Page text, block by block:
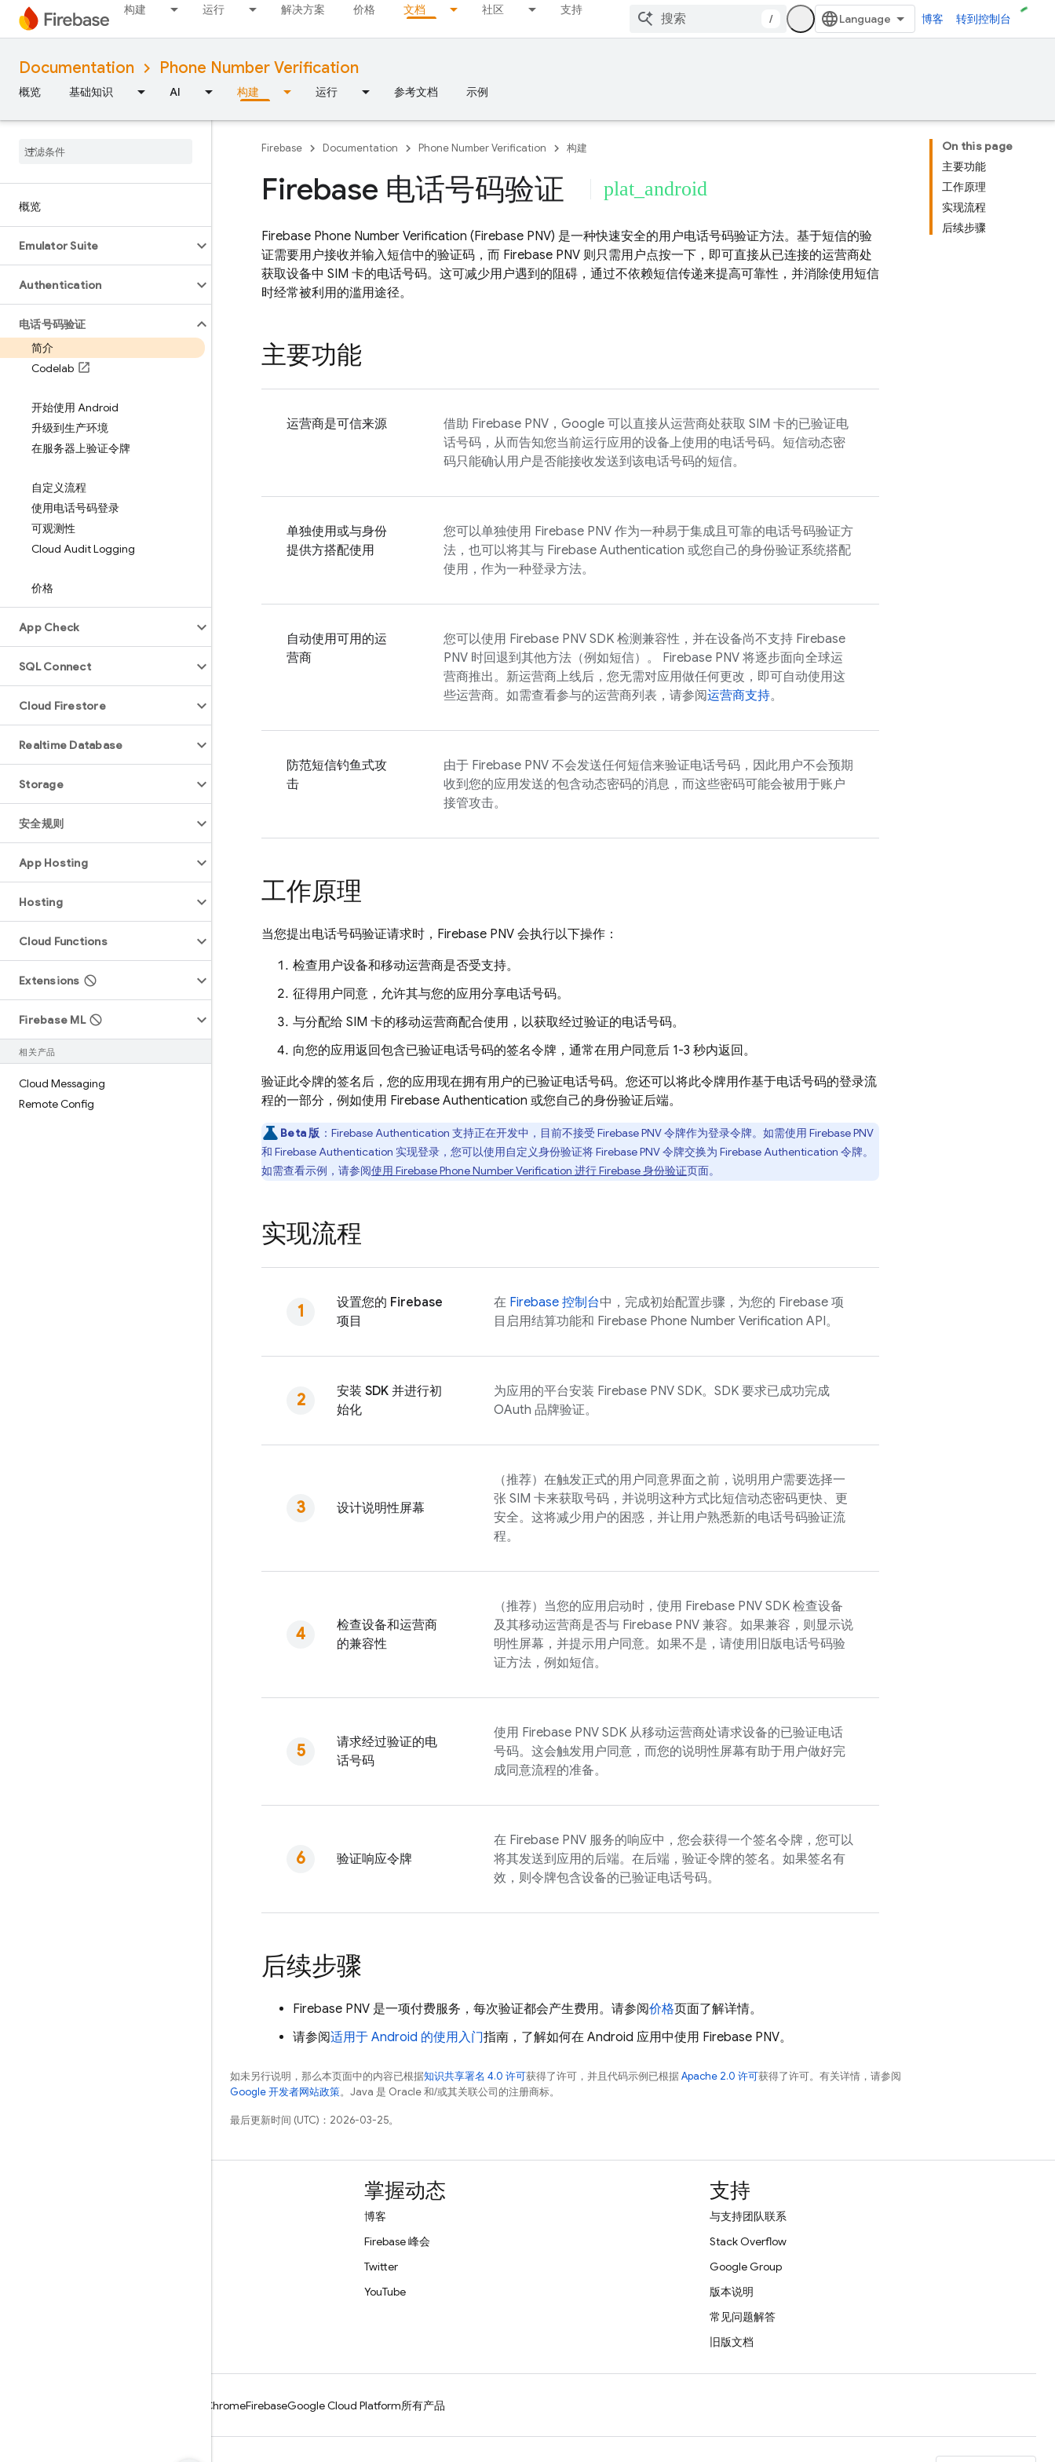
构建 运行 解决方案 价格 文档 社区 支持
/ 博客 转到控制台
Documentation Phone Number Verification
概览 基础知识 AI 构建 运行 参考文档 示例
概览
Emulator Suite
Authentication
电话号码验证
简介
Codelab
开始使用 Android
升级到生产环境
在服务器上验证令牌
自定义流程
使用电话号码登录
可观测性
Cloud Audit Logging
价格
App Check
SQL Connect
Cloud Firestore
Realtime Database
Storage
安全规则
App Hosting
Hosting
Cloud Functions
Extensions
Firebase ML
相关产品
Cloud Messaging
Remote Config
On this page
主要功能
工作原理
实现流程
后续步骤
Firebase Documentation Phone Number Verification 构建
Firebase 电话号码验证 plat_android
Firebase Phone Number Verification (Firebase PNV) 是一种快速安全的用户电话号码验证方法。基于短信的验
证需要用户接收并输入短信中的验证码，而 Firebase PNV 则只需用户点按一下，即可直接从已连接的运营商处
获取设备中 SIM 卡的电话号码。这可减少用户遇到的阻碍，通过不依赖短信传递来提高可靠性，并消除使用短信
时经常被利用的滥用途径。
主要功能
运营商是可信来源 借助 Firebase PNV ，Google 可以直接从运营商处获取 SIM 卡的已验证电
话号码，从而告知您当前运行应用的设备上使用的电话号码。短信动态密
码只能确认用户是否能接收发送到该电话号码的短信。
单独使用或与身份
提供方搭配使用
您可以单独使用 Firebase PNV 作为一种易于集成且可靠的电话号码验证方
法，也可以将其与 Firebase Authentication 或您自己的身份验证系统搭配
使用，作为一种登录方法。
自动使用可用的运
营商
您可以使用 Firebase PNV SDK 检测兼容性，并在设备尚不支持 Firebase
PNV 时回退到其他方法（例如短信）。 Firebase PNV 将逐步面向全球运
营商推出。新运营商上线后，您无需对应用做任何更改，即可自动使用这
些运营商。如需查看参与的运营商列表，请参阅运营商支持。
防范短信钓鱼式攻
击
由于 Firebase PNV 不会发送任何短信来验证电话号码，因此用户不会预期
收到您的应用发送的包含动态密码的消息，而这些密码可能会被用于账户
接管攻击。
工作原理
当您提出电话号码验证请求时， Firebase PNV 会执行以下操作：
检查用户设备和移动运营商是否受支持。
征得用户同意，允许其与您的应用分享电话号码。
与分配给 SIM 卡的移动运营商配合使用，以获取经过验证的电话号码。
向您的应用返回包含已验证电话号码的签名令牌，通常在用户同意后 1-3 秒内返回。
验证此令牌的签名后，您的应用现在拥有用户的已验证电话号码。您还可以将此令牌用作基于电话号码的登录流
程的一部分，例如使用 Firebase Authentication 或您自己的身份验证后端。
Beta 版 ： Firebase Authentication 支持正在开发中，目前不接受 Firebase PNV令牌作为登录令牌。如需使用 Firebase PNV
和 Firebase Authentication 实现登录，您可以使用自定义身份验证将Firebase PNV令牌交换为 Firebase Authentication 令牌。
如需查看示例，请参阅使用 Firebase Phone Number Verification 进行 Firebase 身份验证页面。
实现流程
设置您的 Firebase
项目
在 Firebase 控制台中，完成初始配置步骤，为您的 Firebase 项
目启用结算功能和 Firebase Phone Number Verification API。
安装 SDK 并进行初
始化
为应用的平台安装 Firebase PNV SDK。SDK 要求已成功完成
OAuth 品牌验证。
设计说明性屏幕
（推荐）在触发正式的用户同意界面之前，说明用户需要选择一
张 SIM 卡来获取号码，并说明这种方式比短信动态密码更快、更
安全。这将减少用户的困惑，并让用户熟悉新的电话号码验证流
程。
检查设备和运营商
的兼容性
（推荐）当您的应用启动时，使用 Firebase PNV SDK 检查设备
及其移动运营商是否与 Firebase PNV 兼容。如果兼容，则显示说
明性屏幕，并提示用户同意。如果不是，请使用旧版电话号码验
证方法，例如短信。
请求经过验证的电
话号码
使用 Firebase PNV SDK 从移动运营商处请求设备的已验证电话
号码。这会触发用户同意，而您的说明性屏幕有助于用户做好完
成同意流程的准备。
验证响应令牌
在 Firebase PNV 服务的响应中，您会获得一个签名令牌，您可以
将其发送到应用的后端。在后端，验证令牌的签名。如果签名有
效，则令牌包含设备的已验证电话号码。
后续步骤
Firebase PNV 是一项付费服务，每次验证都会产生费用。请参阅价格页面了解详情。
请参阅适用于 Android 的使用入门指南，了解如何在 Android 应用中使用 Firebase PNV。
如未另行说明，那么本页面中的内容已根据知识共享署名 4.0 许可获得了许可，并且代码示例已根据Apache 2.0 许可获得了许可。有关详情，请参阅
Google 开发者网站政策。Java 是 Oracle 和/或其关联公司的注册商标。
最后更新时间 (UTC)：2026-03-25。
掌握动态
博客
Firebase 峰会
Twitter
YouTube
支持
与支持团队联系
Stack Overflow
Google Group
版本说明
常见问题解答
旧版文档
ChromeFirebaseGoogle Cloud Platform所有产品